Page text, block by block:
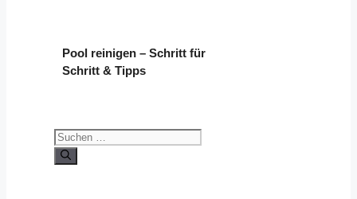
Pool reinigen – Schritt für
Schritt & Tipps
Suchen
nach: